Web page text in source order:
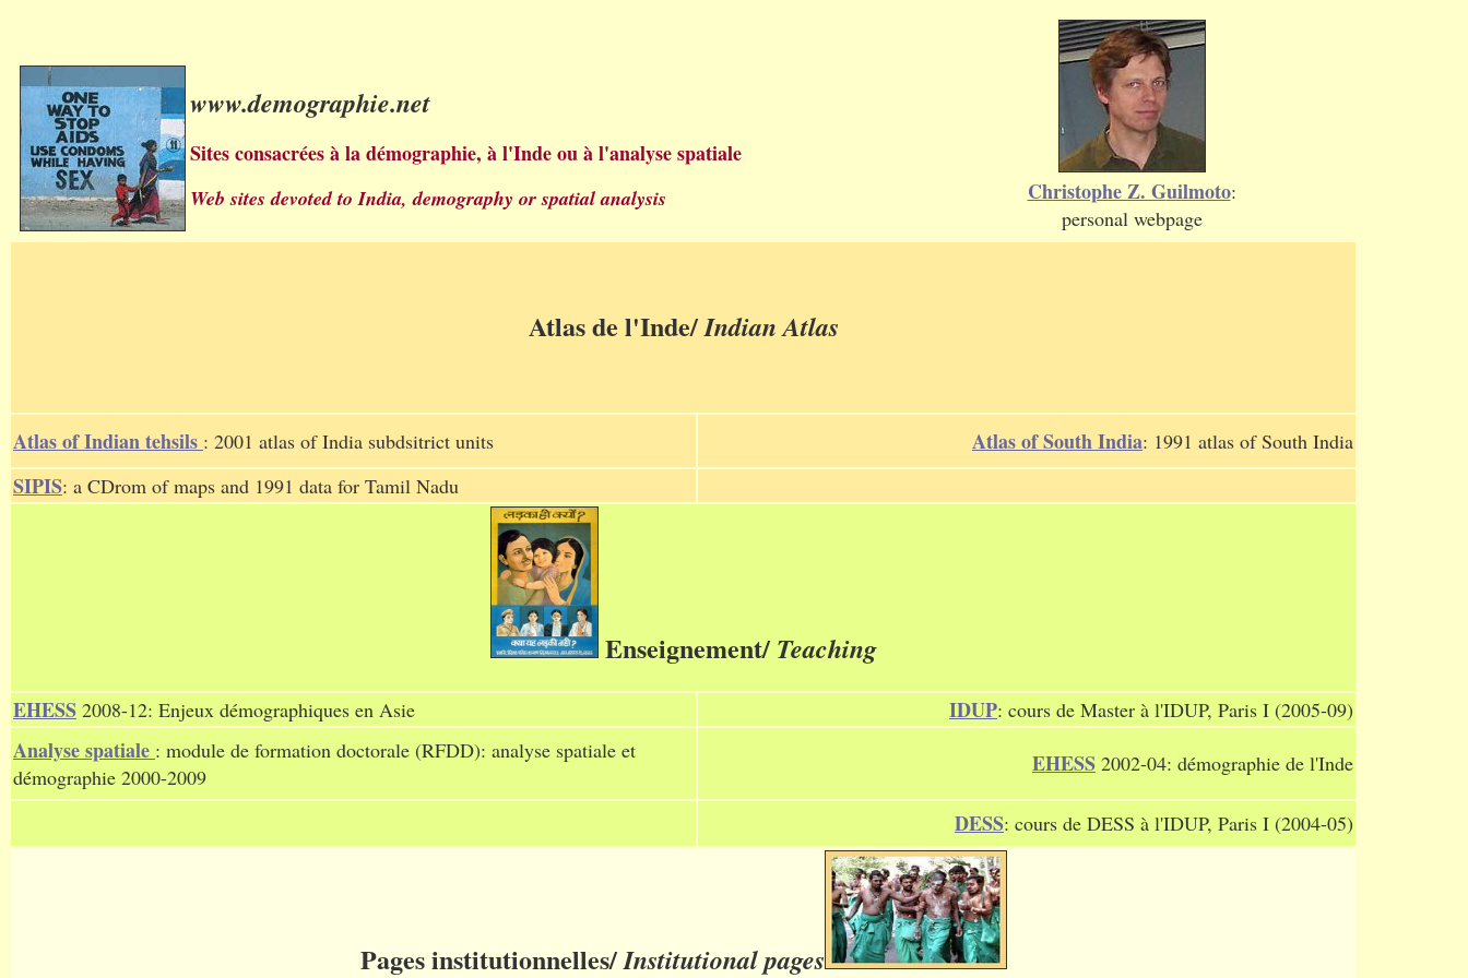
www.demographie.net
Sites consacrées à la démographie, à l'Inde ou à l'analyse spatiale
Web sites devoted to India, demography or spatial analysis Christophe Z. Guilmoto:
personal webpage
Atlas de l'Inde/Indian Atlas
Atlas of Indian tehsils : 2001 atlas of India subdsitrict units Atlas of South India: 1991 atlas of South India
SIPIS: a CDrom of maps and 1991 data for Tamil Nadu
Enseignement/ Teaching
EHESS 2008-12: Enjeux démographiques en Asie IDUP: cours de Master à l'IDUP, Paris I (2005-09)
Analyse spatiale : module de formation doctorale (RFDD): analyse spatiale et
démographie 2000-2009
EHESS 2002-04: démographie de l'Inde
DESS: cours de DESS à l'IDUP, Paris I (2004-05)
Pages institutionnelles/Institutionalpages